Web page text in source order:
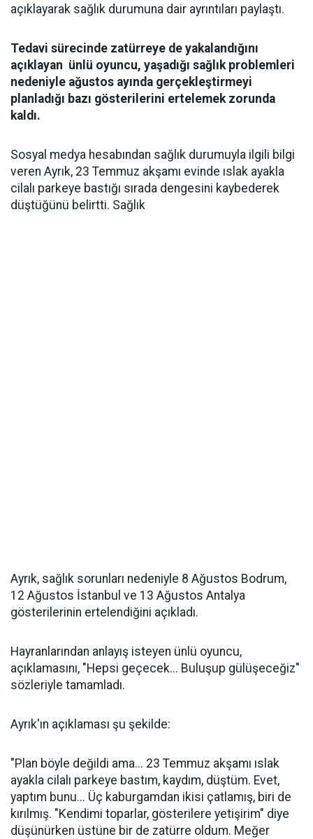
açıklayarak sağlık durumuna dair ayrıntıları paylaştı.
Tedavi sürecinde zatürreye de yakalandığını
açıklayan ünlü oyuncu, yaşadığı sağlık problemleri
nedeniyle ağustos ayında gerçekleştirmeyi
planladığı bazı gösterilerini ertelemek zorunda
kaldı.
Sosyal medya hesabından sağlık durumuyla ilgili bilgi
veren Ayrık, 23 Temmuz akşamı evinde ıslak ayakla
cilalı parkeye bastığı sırada dengesini kaybederek
düştüğünü belirtti. Sağlık
Ayrık, sağlık sorunları nedeniyle 8 Ağustos Bodrum,
12 Ağustos İstanbul ve 13 Ağustos Antalya
gösterilerinin ertelendiğini açıkladı.
Hayranlarından anlayış isteyen ünlü oyuncu,
açıklamasını, "Hepsi geçecek... Buluşup gülüşeceğiz"
sözleriyle tamamladı.
Ayrık'ın açıklaması şu şekilde:
"Plan böyle değildi ama... 23 Temmuz akşamı ıslak
ayakla cilalı parkeye bastım, kaydım, düştüm. Evet,
yaptım bunu... Üç kaburgamdan ikisi çatlamış, biri de
kırılmış. "Kendimi toparlar, gösterilere yetişirim" diye
düşünürken üstüne bir de zatürre oldum. Meğer